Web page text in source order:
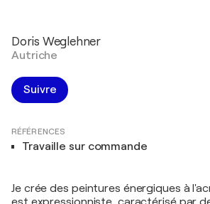
Doris Weglehner
Autriche
Suivre
RÉFÉRENCES
Travaille sur commande
Je crée des peintures énergiques à